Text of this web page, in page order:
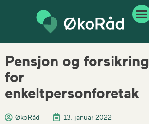
Pensjon og forsikring
for
enkeltpersonforetak
ØkoRåd 13. januar 2022